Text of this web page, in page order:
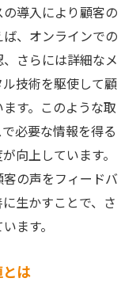
導入により顧客の
、オンラインでの
さらには詳細なメ
技術を駆使して顧
す。このような取
必要な情報を得る
向上しています。
の声をフィードバ
生かすことで、さ
ます。
は